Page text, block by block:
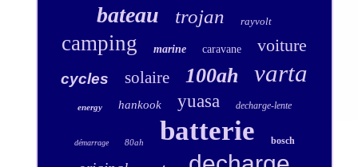
bateau trojan rayvolt
camping marine caravane voiture
cycles solaire 100ah varta
energy hankook yuasa decharge-lente
démarrage 80ah batterie bosch